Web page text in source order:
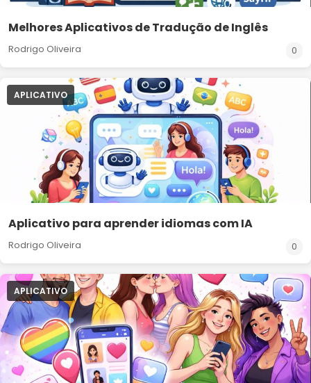
Melhores Aplicativos de Tradução de Inglês
Rodrigo Oliveira 0
APLICATIVO
Aplicativo para aprender idiomas com IA
Rodrigo Oliveira 0
APLICATIVO